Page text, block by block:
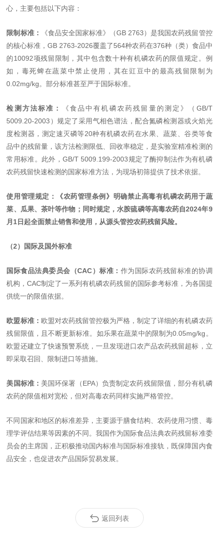
心，主要包括以下内容：
限制标准：
《食品安全国家标准》（GB 2763）是我国农药残留管控
的核心标准，GB 2763-2026覆盖了564种农药在376种（类）食品中
的10092项残留限制，其中包含数十种有机磷农药的限值规定。例
如，毒死蜱在蔬菜中禁止使用，其在豇豆中的最高残留限制为
0.02mg/kg。部分标准甚至严于国际标准。
检测方法标准：
《食品中有机磷农药残留量的测定》（GB/T
5009.20-2003）规定了采用气相色谱法，配合氮磷检测器或火焰光
度检测器，测定速灭磷等20种有机磷农药在水果、蔬菜、谷类等食
品中的残留量，该方法检测限低、回收率稳定，是实验室精准检测的
常用标准。此外，GB/T 5009.199-2003规定了酶抑制法作为有机磷
农药残留快速检测的国家标准方法，为现场初筛提供了技术依据。
使用管理规定：《农药管理条例》明确禁止高毒有机磷农药用于蔬
菜、瓜果、茶叶等作物；同时规定，水胺硫磷等高毒农药自2024年9
月1日起全面禁止销售和使用，从源头管控农药残留风险。
（2）国际及国外标准
国际食品法典委员会（CAC）标准： 作为国际农药残留标准的协调
机构，CAC制定了一系列有机磷农药残留的国际参考标准，为各国提
供统一的限值依据。
欧盟标准： 欧盟对农药残留管控极为严格，制定了详细的有机磷农药
残留限值，且不断更新标准。如乐果在蔬菜中的限制为0.05mg/kg。
欧盟还建立了快速预警系统，一旦发现进口农产品农药残留超标，立
即采取召回、限制进口等措施。
美国标准： 美国环保署（EPA）负责制定农药残留限值，部分有机磷
农药的限值相对宽松，但对高毒农药同样实施严格管控。
不同国家和地区的标准差异，主要源于膳食结构、农药使用习惯、毒
理学评估结果等因素的不同。我国作为国际食品法典农药残留标准委
员会的主席国，正积极推动国内标准与国际标准接轨，既保障国内食
品安全，也促进农产品国际贸易发展。
返回列表